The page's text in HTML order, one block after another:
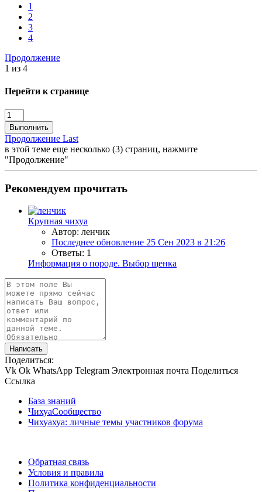
1
2
3
4
Продолжение
1 из 4
Перейти к странице
Выполнить
Продолжение Last
в этой теме еще несколько (3) страниц, нажмите
"Продолжение"
Рекомендуем прочитать
Крупная чихуа
Автор: ленчик
Последнее обновление 25 Сен 2023 в 21:26
Ответы: 1
Информация о породе. Выбор щенка
Написать
Поделиться:
Vk Ok WhatsApp Telegram Электронная почта Поделиться
Ссылка
База знаний
ЧихуаСообщество
Чихуахуа: личные темы участников форума
Обратная связь
Условия и правила
Политика конфиденциальности